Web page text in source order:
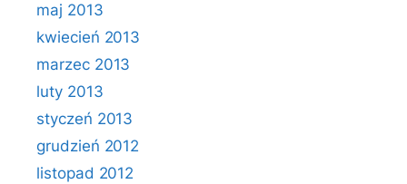
maj 2013
kwiecień 2013
marzec 2013
luty 2013
styczeń 2013
grudzień 2012
listopad 2012